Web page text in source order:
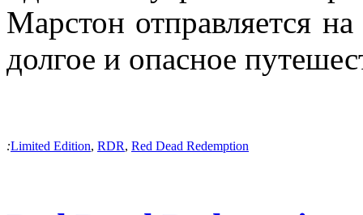
Марстон отправляется
долгое и опасное
:Limited Edition, RDR, Red Dead Redemption